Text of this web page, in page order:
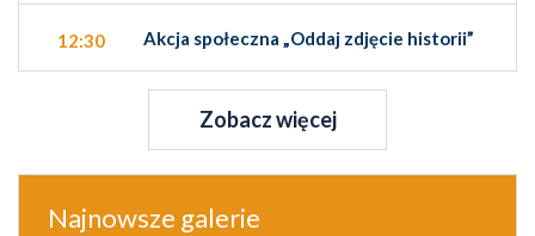
12:30 Akcja społeczna „Oddaj zdjęcie historii”
Zobacz więcej
Najnowsze galerie